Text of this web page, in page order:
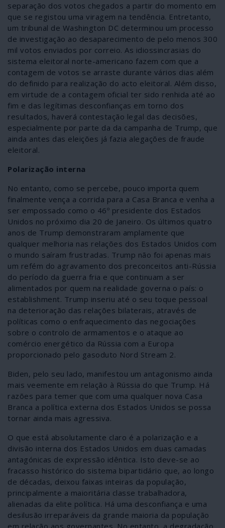
separação dos votos chegados a partir do momento em
que se registou uma viragem na tendência. Entretanto,
um tribunal de Washington DC determinou um processo
de investigação ao desaparecimento de pelo menos 300
mil votos enviados por correio. As idiossincrasias do
sistema eleitoral norte-americano fazem com que a
contagem de votos se arraste durante vários dias além
do definido para realização do acto eleitoral. Além disso,
em virtude de a contagem oficial ter sido renhida até ao
fim e das legítimas desconfianças em torno dos
resultados, haverá contestação legal das decisões,
especialmente por parte da da campanha de Trump, que
ainda antes das eleições já fazia alegações de fraude
eleitoral.
Polarização interna
No entanto, como se percebe, pouco importa quem
finalmente vença a corrida para a Casa Branca e venha a
ser empossado como o 46º presidente dos Estados
Unidos no próximo dia 20 de Janeiro. Os últimos quatro
anos de Trump demonstraram amplamente que
qualquer melhoria nas relações dos Estados Unidos com
o mundo saíram frustradas. Trump não foi apenas mais
um refém do agravamento dos preconceitos anti-Rússia
do período da guerra fria e que continuam a ser
alimentados por quem na realidade governa o país: o
establishment. Trump inseriu até o seu toque pessoal
na deterioração das relações bilaterais, através de
políticas como o enfraquecimento das negociações
sobre o controlo de armamentos e o ataque ao
comércio energético da Rússia com a Europa
proporcionado pelo gasoduto Nord Stream 2.
Biden, pelo seu lado, manifestou um antagonismo ainda
mais veemente em relação à Rússia do que Trump. Há
razões para temer que com uma qualquer nova Casa
Branca a política externa dos Estados Unidos se possa
tornar ainda mais agressiva.
O que está absolutamente claro é a polarização e a
divisão interna dos Estados Unidos em duas camadas
antagónicas de expressão idêntica. Isto deve-se ao
fracasso histórico do sistema bipartidário que, ao longo
de décadas, deixou faixas inteiras da população,
principalmente a maioritária classe trabalhadora,
alienadas da elite política. Há uma desconfiança e uma
desilusão irreparáveis da grande maioria da população
em relação aos governantes. No entanto, a degradação